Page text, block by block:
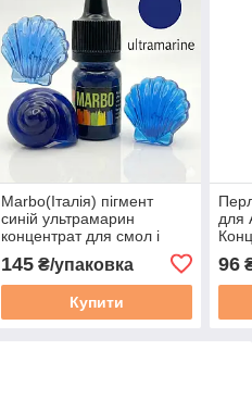
Marbo(Італія) пігмент
синій ультрамарин
концентрат для смол і
Упаковка на вибір: 15 мл
145₴/упаковка
Купити
для
96